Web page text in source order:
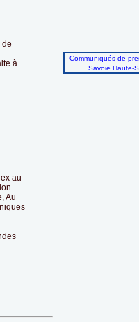
de
à
au
Au
Communiqués de
Savoie Haute-